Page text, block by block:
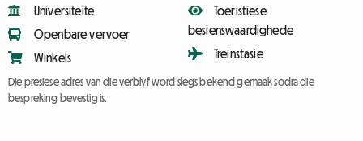
Universiteite
Openbare vervoer
Winkels
Toeristiese
besienswaardighede
Treinstasie
Die presiese adres van die verblyf word slegs bekend gemaak sodra die
bespreking bevestig is.